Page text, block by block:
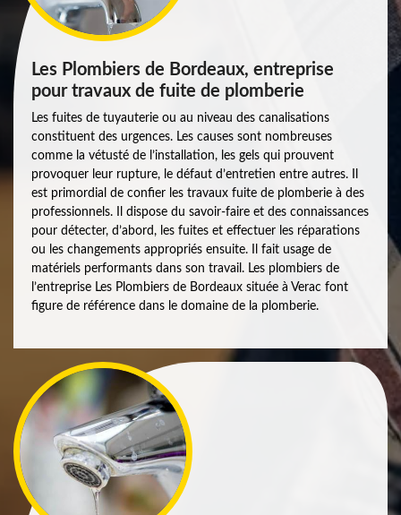
Les Plombiers de Bordeaux, entreprise
pour travaux de fuite de plomberie
Les fuites de tuyauterie ou au niveau des canalisations
constituent des urgences. Les causes sont nombreuses
comme la vétusté de l’installation, les gels qui prouvent
provoquer leur rupture, le défaut d’entretien entre autres. Il
est primordial de confier les travaux fuite de plomberie à des
professionnels. Il dispose du savoir-faire et des connaissances
pour détecter, d’abord, les fuites et effectuer les réparations
ou les changements appropriés ensuite. Il fait usage de
matériels performants dans son travail. Les plombiers de
l’entreprise Les Plombiers de Bordeaux située à Verac font
figure de référence dans le domaine de la plomberie.